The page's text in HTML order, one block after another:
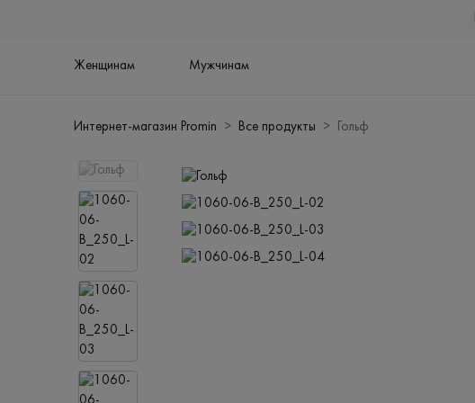
Женщинам Мужчинам
Интернет-магазин Promin Все продукты Гольф